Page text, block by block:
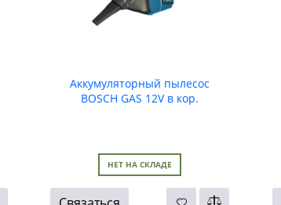
Аккумуляторный пылесос
BOSCH GAS 12V в кор.
НЕТ НА СКЛАДЕ